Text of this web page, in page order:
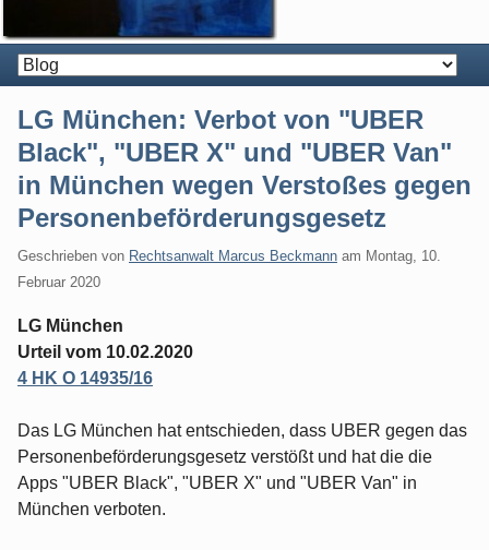
LG München: Verbot von "UBER
Black", "UBER X" und "UBER Van"
in München wegen Verstoßes gegen
Personenbeförderungsgesetz
Geschrieben von Rechtsanwalt Marcus Beckmann am Montag, 10.
Februar 2020
LG München
Urteil vom 10.02.2020
4 HK O 14935/16
Das LG München hat entschieden, dass UBER gegen das
Personenbeförderungsgesetz verstößt und hat die die
Apps "UBER Black", "UBER X" und "UBER Van" in
München verboten.